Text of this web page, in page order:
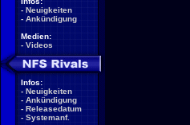
- Neuigkeiten
- Ankündigung
Medien:
- Videos
Infos:
- Neuigkeiten
- Ankündigung
- Releasedatum
- Systemanf.